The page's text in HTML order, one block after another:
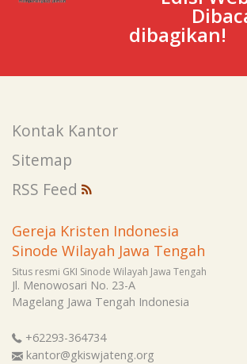
dibagikan!
Kontak Kantor
Sitemap
RSS Feed
Gereja Kristen Indonesia
Sinode Wilayah Jawa Tengah
Situs resmi GKI Sinode Wilayah Jawa Tengah
Jl. Menowosari No. 23-A
Magelang Jawa Tengah Indonesia
+62293-364734
kantor@gkiswjateng.org